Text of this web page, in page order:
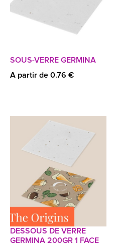
SOUS-VERRE GERMINA
A partir de 0.76 €
DESSOUS DE VERRE
GERMINA 200GR 1 FACE